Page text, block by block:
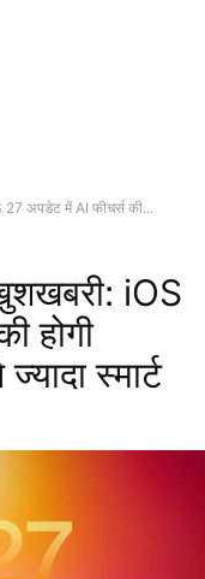
अपडेट में AI फीचर्स की...
iOS
होगी
स्मार्ट